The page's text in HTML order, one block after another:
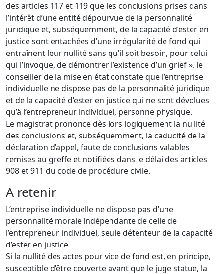
des articles 117 et 119 que les conclusions prises dans
l’intérêt d’une entité dépourvue de la personnalité
juridique et, subséquemment, de la capacité d’ester en
justice sont entachées d’une irrégularité de fond qui
entraînent leur nullité sans qu’il soit besoin, pour celui
qui l’invoque, de démontrer l’existence d’un grief », le
conseiller de la mise en état constate que l’entreprise
individuelle ne dispose pas de la personnalité juridique
et de la capacité d’ester en justice qui ne sont dévolues
qu’à l’entrepreneur individuel, personne physique.
Le magistrat prononce dès lors logiquement la nullité
des conclusions et, subséquemment, la caducité de la
déclaration d’appel, faute de conclusions valables
remises au greffe et notifiées dans le délai des articles
908 et 911 du code de procédure civile.
A retenir
L’entreprise individuelle ne dispose pas d’une
personnalité morale indépendante de celle de
l’entrepreneur individuel, seule détenteur de la capacité
d’ester en justice.
Si la nullité des actes pour vice de fond est, en principe,
susceptible d’être couverte avant que le juge statue, la